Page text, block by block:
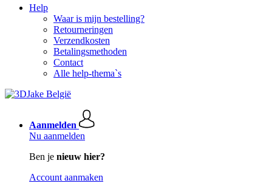
Help
Waar is mijn bestelling?
Retourneringen
Verzendkosten
Betalingsmethoden
Contact
Alle help-thema`s
Aanmelden
Nu aanmelden
Ben je nieuw hier?
Account aanmaken